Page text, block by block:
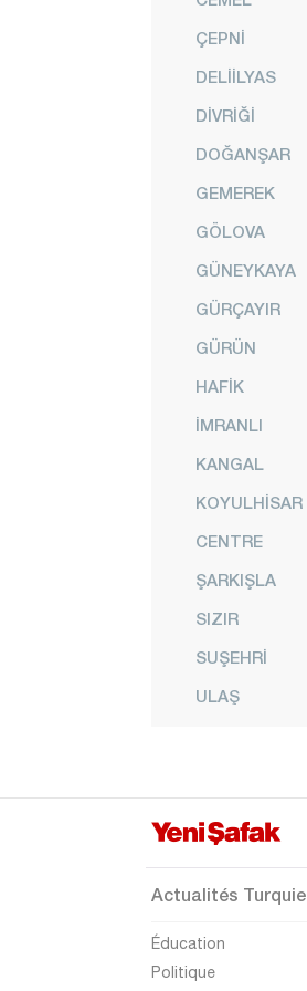
ÇEPNİ
DELİİLYAS
DİVRİĞİ
DOĞANŞAR
GEMEREK
GÖLOVA
GÜNEYKAYA
GÜRÇAYIR
GÜRÜN
HAFİK
İMRANLI
KANGAL
KOYULHİSAR
CENTRE
ŞARKIŞLA
SIZIR
SUŞEHRİ
ULAŞ
Tekirdağ
Tokat
Tunceli
Actualités Turquie
Éducation
Politique